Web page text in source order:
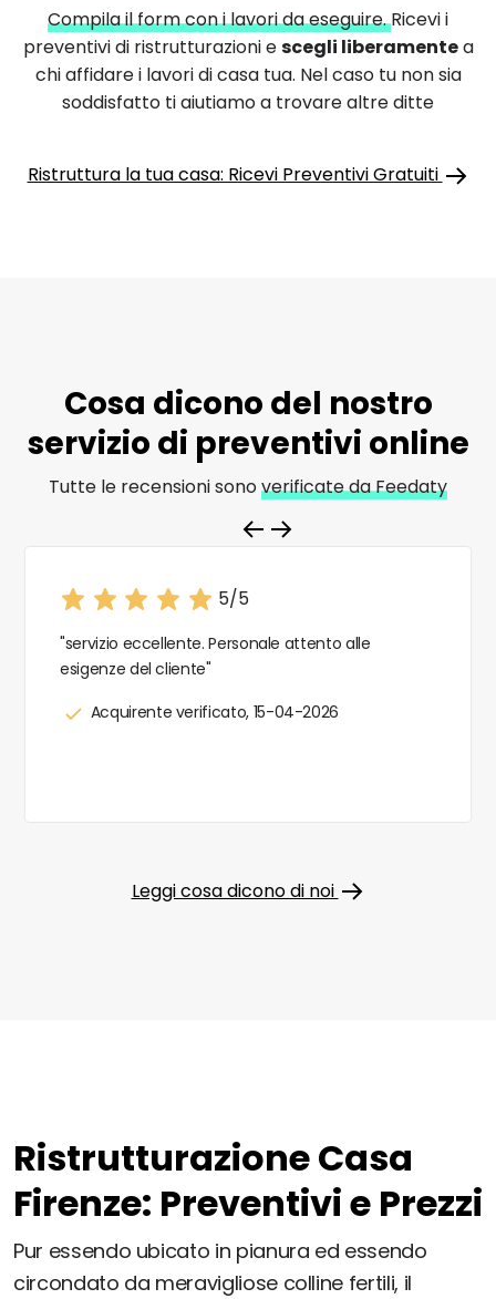
Compila il form con i lavori da eseguire.Ricevi i
preventivi di ristrutturazioni escegli liberamentea
chi affidare i lavori di casa tua. Nel caso tu non sia
soddisfatto ti aiutiamo a trovare altre ditte
Ristruttura la tua casa: Ricevi Preventivi Gratuiti
Cosa dicono del nostro
servizio di preventivi online
Tutte le recensioni sonoverificate da Feedaty
5/5
"servizio eccellente. Personale attento alle
esigenze del cliente"
Acquirente verificato, 15-04-2026
Leggi cosa dicono di noi
Ristrutturazione Casa
Firenze: Preventivi e Prezzi
Pur essendo ubicato in pianura ed essendo
circondato da meravigliose colline fertili, il